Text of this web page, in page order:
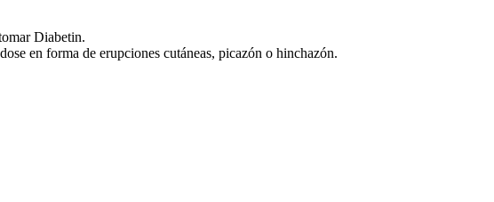
Diabetin.
en forma de erupciones cutáneas, picazón o hinchazón.